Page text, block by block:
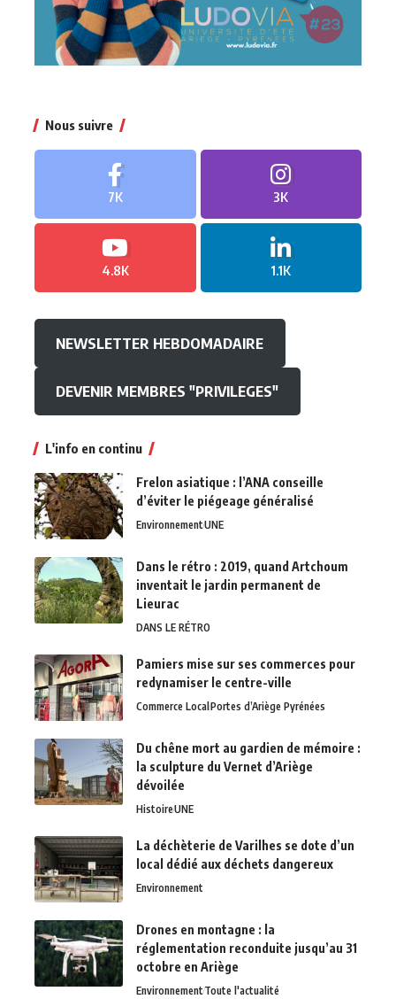
Nous suivre
7K 3K
4.8K 1.1K
NEWSLETTER HEBDOMADAIRE
DEVENIR MEMBRES "PRIVILEGES"
L'info en continu
Frelon asiatique : l’ANA conseille
d’éviter le piégeage généralisé
EnvironnementUNE
Dans le rétro : 2019, quand Artchoum
inventait le jardin permanent de
Lieurac
DANS LE RÉTRO
Pamiers mise sur ses commerces pour
redynamiser le centre-ville
Commerce LocalPortes d’Ariège Pyrénées
Du chêne mort au gardien de mémoire :
la sculpture du Vernet d’Ariège
dévoilée
HistoireUNE
La déchèterie de Varilhes se dote d’un
local dédié aux déchets dangereux
Environnement
Drones en montagne : la
réglementation reconduite jusqu’au 31
octobre en Ariège
EnvironnementToute l'actualité